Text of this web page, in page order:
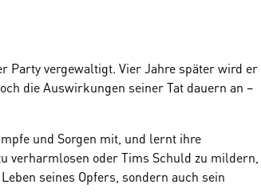
Party vergewaltigt. Vier Jahre später wird er
die Auswirkungen seiner Tat dauern an –
und Sorgen mit, und lernt ihre
verharmlosen oder Tims Schuld zu mildern,
seines Opfers, sondern auch sein